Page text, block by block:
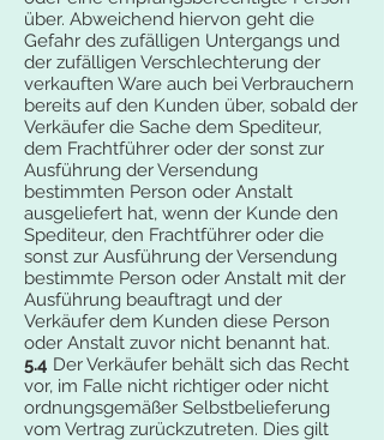
über. Abweichend hiervon geht die
Gefahr des zufälligen Untergangs und
der zufälligen Verschlechterung der
verkauften Ware auch bei Verbrauchern
bereits auf den Kunden über, sobald der
Verkäufer die Sache dem Spediteur,
dem Frachtführer oder der sonst zur
Ausführung der Versendung
bestimmten Person oder Anstalt
ausgeliefert hat, wenn der Kunde den
Spediteur, den Frachtführer oder die
sonst zur Ausführung der Versendung
bestimmte Person oder Anstalt mit der
Ausführung beauftragt und der
Verkäufer dem Kunden diese Person
oder Anstalt zuvor nicht benannt hat.
5.4 Der Verkäufer behält sich das Recht
vor, im Falle nicht richtiger oder nicht
ordnungsgemäßer Selbstbelieferung
vom Vertrag zurückzutreten. Dies gilt